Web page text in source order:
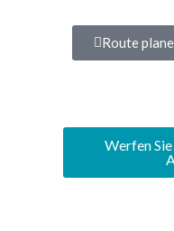
Route
Werfen